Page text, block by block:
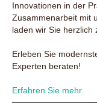
Innovationen in der
Zusammenarbeit mit
laden wir Sie herzlich
Erleben Sie
Experten beraten!
Erfahren Sie mehr.